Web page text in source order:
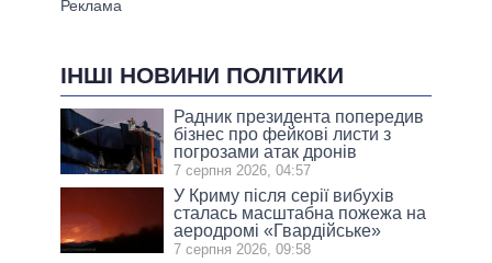
ІНШІ НОВИНИ ПОЛІТИКИ
Радник президента попередив
бізнес про фейкові листи з
погрозами атак дронів
7 серпня 2026, 04:57
У Криму після серії вибухів
сталась масштабна пожежа на
аеродромі «Гвардійське»
7 серпня 2026, 09:58